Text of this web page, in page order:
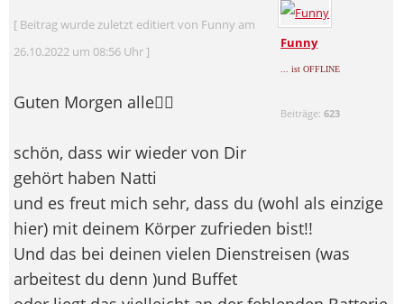
Funny
... ist OFFLINE
Beiträge:623
[ Beitrag wurde zuletzt editiert von Funny am
26.10.2022 um 08:56 Uhr ]
Guten Morgen alle🙋‍♀️
schön, dass wir wieder von Dir
gehört haben Natti
und es freut mich sehr, dass du (wohl als einzige
hier) mit deinem Körper zufrieden bist!!
Und das bei deinen vielen Dienstreisen (was
arbeitest du denn )und Buffet